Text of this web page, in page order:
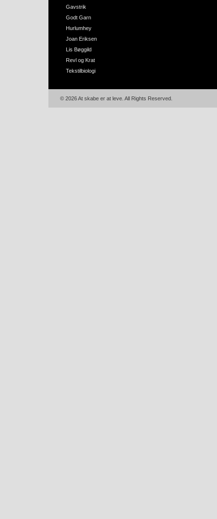
Gavstrik
Godt Garn
Hurlumhey
Joan Eriksen
Lis Bøggild
Revl og Krat
Tekstilbiologi
© 2026 At skabe er at leve. All Rights Reserved.